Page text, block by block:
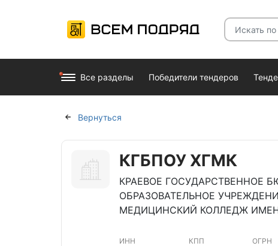
Все разделы Победители тендеров
Вернуться
КГБПОУ ХГМК
КРАЕВОЕ ГОСУДАРСТВЕННОЕ
ОБРАЗОВАТЕЛЬНОЕ
МЕДИЦИНСКИЙ КОЛЛЕДЖ
ИНН КПП ОГРН